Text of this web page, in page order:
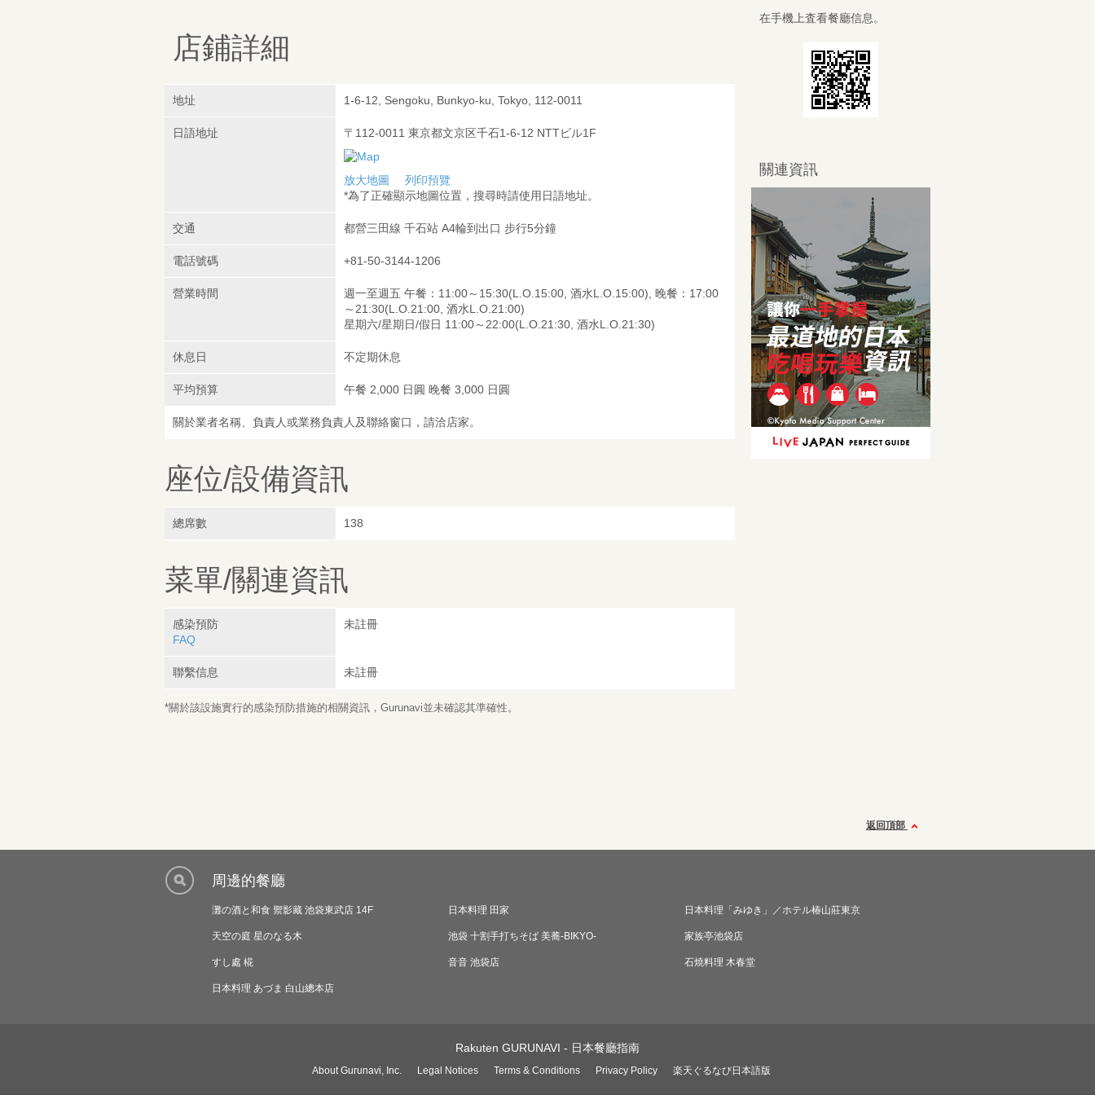
店鋪詳細
地址 1-6-12, Sengoku, Bunkyo-ku, Tokyo, 112-0011
日語地址 〒112-0011 東京都文京区千石1-6-12 NTTビル1F
放大地圖
列印預覽
*為了正確顯示地圖位置，搜尋時請使用日語地址。
交通 都營三田線 千石站 A4輪到出口 步行5分鐘
電話號碼 +81-50-3144-1206
營業時間
週一至週五 午餐：11:00～15:30(L.O.15:00, 酒水L.O.15:00), 晚餐：17:00
～21:30(L.O.21:00, 酒水L.O.21:00)
星期六/星期日/假日 11:00～22:00(L.O.21:30, 酒水L.O.21:30)
休息日 不定期休息
平均預算 午餐 2,000 日圓 晚餐 3,000 日圓
關於業者名稱、負責人或業務負責人及聯絡窗口，請洽店家。
座位/設備資訊
總席數 138
菜單/關連資訊
感染預防
FAQ
未註冊
聯繫信息 未註冊
*關於該設施實行的感染預防措施的相關資訊，Gurunavi並未確認其準確性。
在手機上査看餐廳信息。
關連資訊
返回頂部
周邊的餐廳
灘の酒と和食 禦影藏 池袋東武店 14F 日本料理 田家 日本料理「みゆき」／ホテル椿山莊東京
天空の庭 星のなる木 池袋 十割手打ちそば 美蕎‐BIKYO‐ 家族亭池袋店
すし處 椛 音音 池袋店 石燒料理 木春堂
日本料理 あづま 白山總本店
Rakuten GURUNAVI - 日本餐廳指南
About Gurunavi, Inc. Legal Notices Terms & Conditions Privacy Policy 楽天ぐるなび日本語版